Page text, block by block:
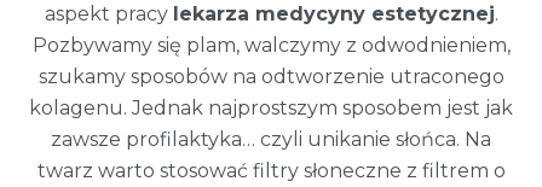
aspekt pracy lekarza medycyny estetycznej.
Pozbywamy się plam, walczymy z odwodnieniem,
szukamy sposobów na odtworzenie utraconego
kolagenu. Jednak najprostszym sposobem jest jak
zawsze profilaktyka… czyli unikanie słońca. Na
twarz warto stosować filtry słoneczne z filtrem o